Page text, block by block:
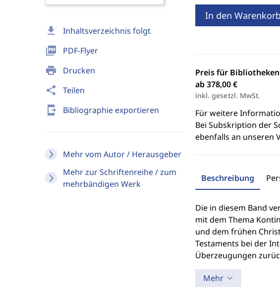
download Inhaltsverzeichnis folgt
picture_as_pdf PDF-Flyer
print Drucken
share Teilen
send_to_mobile Bibliographie exportieren
Mehr vom Autor / Herausgeber
Mehr zur Schriftenreihe / zum
mehrbändigen Werk
In den Warenkorb
Preis für Bibliotheken
ab 378,00 €
inkl. gesetzl. MwSt.
Für weitere
Bei Subskription der
ebenfalls an unseren
Beschreibung
Die in diesem Band
mit dem Thema
und dem frühen
Testaments bei der
Überzeugungen
Mehr